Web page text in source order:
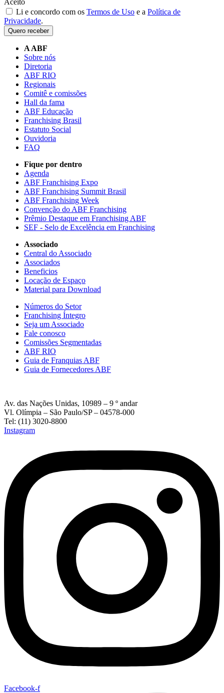
Li e concordo com os Termos de Uso e a Política de
Privacidade.
Quero receber
A ABF
Sobre nós
Diretoria
ABF RIO
Regionais
Comitê e comissões
Hall da fama
ABF Educação
Franchising Brasil
Estatuto Social
Ouvidoria
FAQ
Fique por dentro
Agenda
ABF Franchising Expo
ABF Franchising Summit Brasil
ABF Franchising Week
Convenção do ABF Franchising
Prêmio Destaque em Franchising ABF
SEF - Selo de Excelência em Franchising
Associado
Central do Associado
Associados
Beneficios
Locação de Espaço
Material para Download
Números do Setor
Franchising Íntegro
Seja um Associado
Fale conosco
Comissões Segmentadas
ABF RIO
Guia de Franquias ABF
Guia de Fornecedores ABF
Av. das Nações Unidas, 10989 – 9 º andar
Vl. Olímpia – São Paulo/SP – 04578-000
Tel: (11) 3020-8800
Instagram
Facebook-f